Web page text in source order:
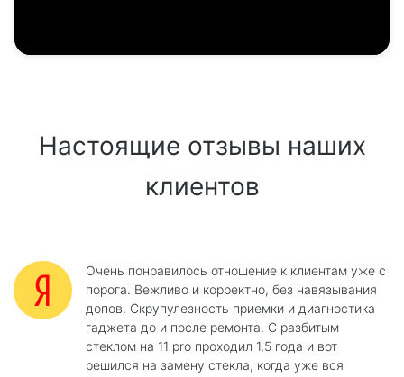
Настоящие отзывы наших
клиентов
Очень понравилось отношение к клиентам уже с
порога. Вежливо и корректно, без навязывания
допов. Скрупулезность приемки и диагностика
гаджета до и после ремонта. С разбитым
стеклом на 11 pro проходил 1,5 года и вот
решился на замену стекла, когда уже вся